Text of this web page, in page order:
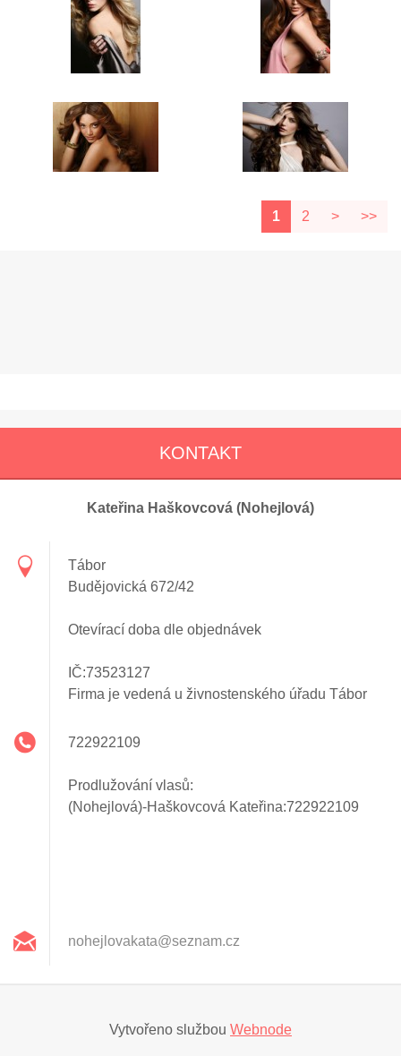
1 2 > >>
KONTAKT
Kateřina Haškovcová (Nohejlová)
Tábor
Budějovická 672/42
Otevírací doba dle objednávek
IČ:73523127
Firma je vedená u živnostenského úřadu Tábor
722922109
Prodlužování vlasů:
(Nohejlová)-Haškovcová Kateřina:722922109
nohejlovakata@seznam.cz
Vytvořeno službou Webnode